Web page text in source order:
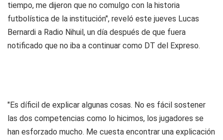
tiempo, me dijeron que no comulgo con la historia
futbolística de la institución", reveló este jueves Lucas
Bernardi a Radio Nihuil, un día después de que fuera
notificado que no iba a continuar como DT del Expreso.
"Es díficil de explicar algunas cosas. No es fácil sostener
las dos competencias como lo hicimos, los jugadores se
han esforzado mucho. Me cuesta encontrar una explicación